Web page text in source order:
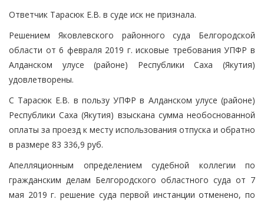
Ответчик Тарасюк Е.В. в суде иск не признала.
Решением Яковлевского районного суда Белгородской
области от 6 февраля 2019 г. исковые требования УПФР в
Алданском улусе (районе) Республики Саха (Якутия)
удовлетворены.
С Тарасюк Е.В. в пользу УПФР в Алданском улусе (районе)
Республики Саха (Якутия) взыскана сумма необоснованной
оплаты за проезд к месту использования отпуска и обратно
в размере 83 336,9 руб.
Апелляционным определением судебной коллегии по
гражданским делам Белгородского областного суда от 7
мая 2019 г. решение суда первой инстанции отменено, по